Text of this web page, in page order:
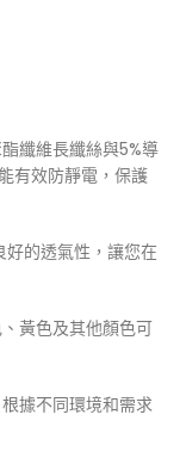
纖維長纖絲與5%導
有效防靜電，保護
的透氣性，讓您在
黃色及其他顏色可
據不同環境和需求